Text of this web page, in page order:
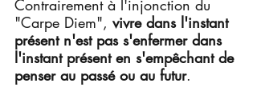
Contrairement à l'injonction du
"Carpe Diem", vivre dans l'instant
présent n'est pas s'enfermer dans
l'instant présent en s'empêchant de
penser au passé ou au futur.